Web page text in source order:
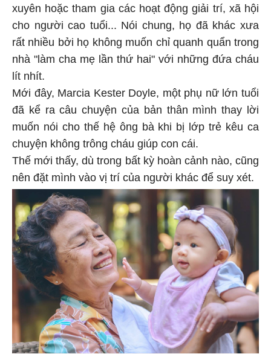
xuyên hoặc tham gia các hoạt động giải trí, xã hội
cho người cao tuổi... Nói chung, họ đã khác xưa
rất nhiều bởi họ không muốn chỉ quanh quẩn trong
nhà "làm cha mẹ lần thứ hai" với những đứa cháu
lít nhít.
Mới đây, Marcia Kester Doyle, một phụ nữ lớn tuổi
đã kể ra câu chuyện của bản thân mình thay lời
muốn nói cho thế hệ ông bà khi bị lớp trẻ kêu ca
chuyện không trông cháu giúp con cái.
Thế mới thấy, dù trong bất kỳ hoàn cảnh nào, cũng
nên đặt mình vào vị trí của người khác để suy xét.